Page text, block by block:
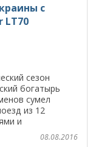
с
LT70
сезон
богатырь
сумел
из 12
и
08.08.2016